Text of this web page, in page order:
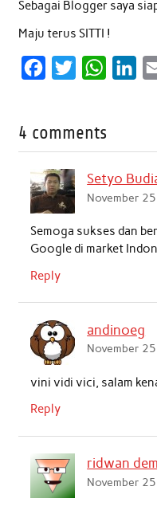
Sebagai Blogger saya
Maju terus SITTI !
e
o
o
k
t
W
t
A
p
d
n
4 comments
Setyo
November
Semoga sukses dan
Google di market
Reply
andinoeg
November
vini vidi vici, salam
Reply
ridwan
November